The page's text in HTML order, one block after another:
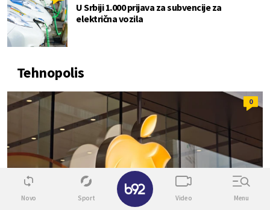
U Srbiji 1.000 prijava za subvencije za
električna vozila
Tehnopolis
0
Novo Sport Video Menu
✕